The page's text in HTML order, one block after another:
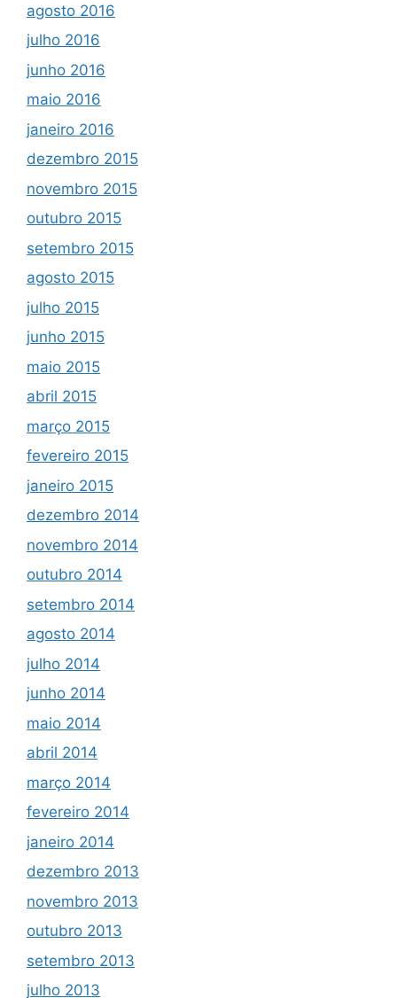
agosto 2016
julho 2016
junho 2016
maio 2016
janeiro 2016
dezembro 2015
novembro 2015
outubro 2015
setembro 2015
agosto 2015
julho 2015
junho 2015
maio 2015
abril 2015
março 2015
fevereiro 2015
janeiro 2015
dezembro 2014
novembro 2014
outubro 2014
setembro 2014
agosto 2014
julho 2014
junho 2014
maio 2014
abril 2014
março 2014
fevereiro 2014
janeiro 2014
dezembro 2013
novembro 2013
outubro 2013
setembro 2013
julho 2013